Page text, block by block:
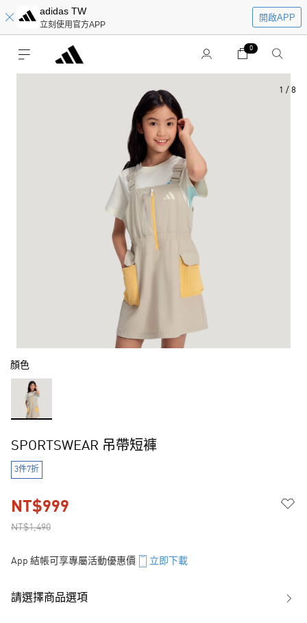
adidas TW
立刻使用官方APP
開啟APP
0
1 / 8
顏色
SPORTSWEAR 吊帶短褲
3件7折
NT$1,490
NT$999
App 結帳可享專屬活動優惠價 立即下載
請選擇商品選項